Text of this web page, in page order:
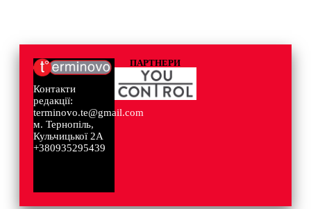
Контакти
редакції:
terminovo.te@gmail.com
м. Тернопіль,
Кульчицької 2А
+380935295439
ПАРТНЕРИ